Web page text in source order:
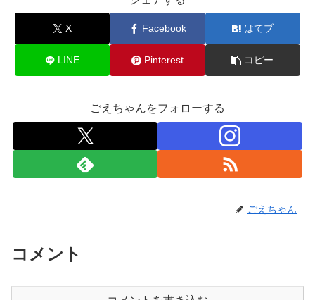
X Facebook はてブ
LINE Pinterest コピー
ごえちゃんをフォローする
ごえちゃん
コメント